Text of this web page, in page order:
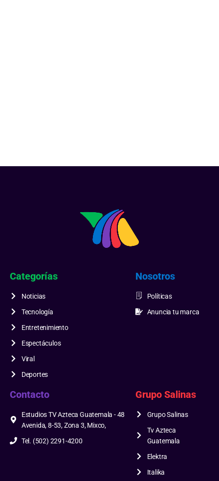
Categorías
Noticias
Tecnología
Entretenimiento
Espectáculos
Viral
Deportes
Nosotros
Políticas
Anuncia tu marca
Contacto
Estudios TV Azteca Guatemala - 48
Avenida, 8-53, Zona 3, Mixco,
Tel. (502) 2291-4200
Grupo Salinas
Grupo Salinas
Tv Azteca
Guatemala
Elektra
Italika